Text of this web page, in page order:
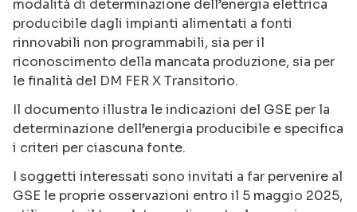
modalità di determinazione dell’energia elettrica
producibile dagli impianti alimentati a fonti
rinnovabili non programmabili, sia per il
riconoscimento della mancata produzione, sia per
le finalità del DM FER X Transitorio.
Il documento illustra le indicazioni del GSE per la
determinazione dell’energia producibile e specifica
i criteri per ciascuna fonte.
I soggetti interessati sono invitati a far pervenire al
GSE le proprie osservazioni entro il 5 maggio 2025,